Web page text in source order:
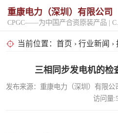
重康电力（深圳）有限公司
当前位置： 首页 › 行业新闻 ›
三相同步发电机的检
发布来源：重康电力（深圳）有
访问量
固定开架式
超静音型
移动电站